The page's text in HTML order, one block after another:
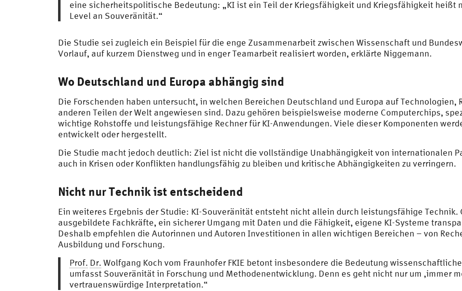
eine sicherheitspolitische Bedeutung: „KI ist ein Teil der Kriegsfähigkeit und Kriegsfähigkeit heißt
Level an Souveränität.“
Die Studie sei zugleich ein Beispiel für die enge Zusammenarbeit zwischen Wissenschaft und
Vorlauf, auf kurzem Dienstweg und in enger Teamarbeit realisiert worden, erklärte Niggemann.
Wo Deutschland und Europa abhängig sind
Die Forschenden haben untersucht, in welchen Bereichen Deutschland und Europa auf Technologien,
anderen Teilen der Welt angewiesen sind. Dazu gehören beispielsweise moderne Computerchips,
wichtige Rohstoffe und leistungsfähige Rechner für KI-Anwendungen. Viele dieser Komponenten
entwickelt oder hergestellt.
Die Studie macht jedoch deutlich: Ziel ist nicht die vollständige Unabhängigkeit von internationalen
auch in Krisen oder Konflikten handlungsfähig zu bleiben und kritische Abhängigkeiten zu verringern.
Nicht nur Technik ist entscheidend
Ein weiteres Ergebnis der Studie: KI-Souveränität entsteht nicht allein durch leistungsfähige Technik.
ausgebildete Fachkräfte, ein sicherer Umgang mit Daten und die Fähigkeit, eigene KI-Systeme
Deshalb empfehlen die Autorinnen und Autoren Investitionen in allen wichtigen Bereichen – von
Ausbildung und Forschung.
Prof. Dr. Wolfgang Koch vom Fraunhofer FKIE betont insbesondere die Bedeutung
umfasst Souveränität in Forschung und Methodenentwicklung. Denn es geht nicht nur um ‚immer
vertrauenswürdige Interpretation.“